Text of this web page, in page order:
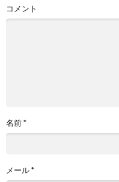
コメント
名前*
メール*